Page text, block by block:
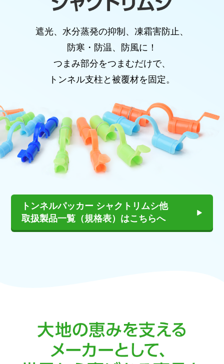
遮光、水分蒸発の抑制、凍霜害防止、
防寒・防温、防風に！
つまみ部分をつまむだけで、
トンネル支柱と被覆材を固定。
トンネルパッカー シャクトリムシ他
取扱製品一覧（規格表）はこちらへ